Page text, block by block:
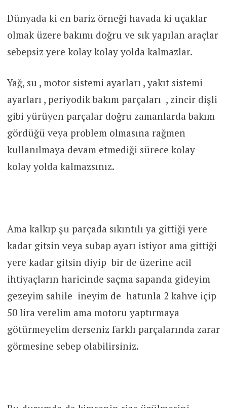
Dünyada ki en bariz örneği havada ki uçaklar
olmak üzere bakımı doğru ve sık yapılan araçlar
sebepsiz yere kolay kolay yolda kalmazlar.
Yağ, su , motor sistemi ayarları , yakıt sistemi
ayarları , periyodik bakım parçaları , zincir dişli
gibi yürüyen parçalar doğru zamanlarda bakım
gördüğü veya problem olmasına rağmen
kullanılmaya devam etmediği sürece kolay
kolay yolda kalmazsınız.
Ama kalkıp şu parçada sıkıntılı ya gittiği yere
kadar gitsin veya subap ayarı istiyor ama gittiği
yere kadar gitsin diyip bir de üzerine acil
ihtiyaçların haricinde saçma sapanda gideyim
gezeyim sahile ineyim de hatunla 2 kahve içip
50 lira verelim ama motoru yaptırmaya
götürmeyelim derseniz farklı parçalarında zarar
görmesine sebep olabilirsiniz.